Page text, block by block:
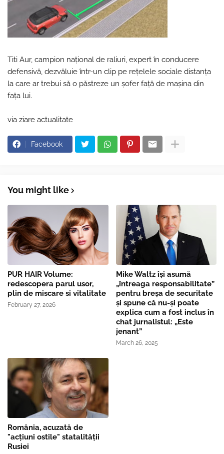
Titi Aur, campion național de raliuri, expert în conducere
defensivă, dezvăluie într-un clip pe rețelele sociale distanța
la care ar trebui să o păstreze un șofer față de mașina din
fața lui.
via ziare actualitate
Facebook
You might like
PUR HAIR Volume:
redescopera parul usor,
plin de miscare si vitalitate
February 27, 2026
Mike Waltz îşi asumă
„întreaga responsabilitate”
pentru breşa de securitate
și spune că nu-și poate
explica cum a fost inclus în
chat jurnalistul: „Este
jenant”
March 26, 2025
România, acuzată de
"acțiuni ostile" statalității
Rusiei